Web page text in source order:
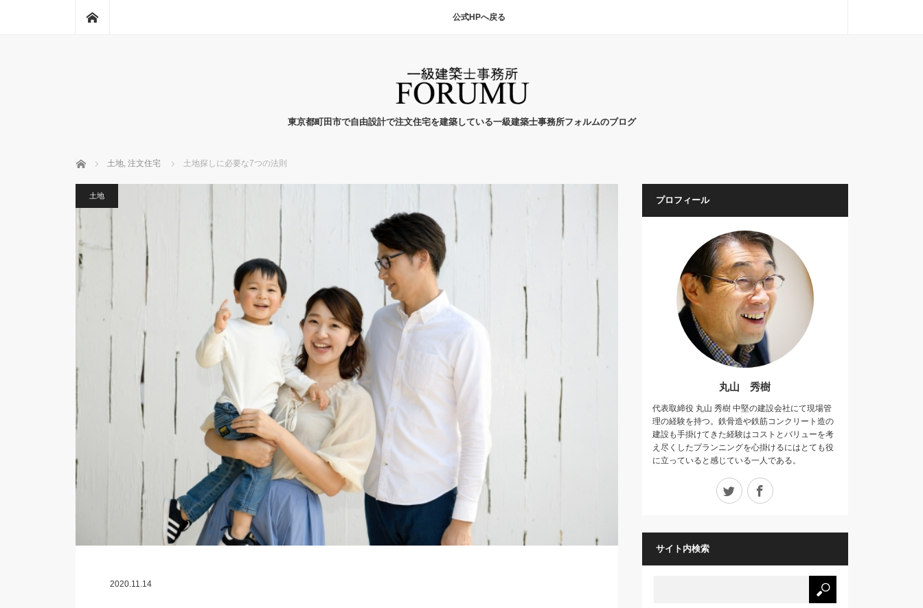
公式HPへ戻る
東京都町田市で自由設計で注文住宅を建築している一級建築士事務所フォルムのブログ
ホーム 土地, 注文住宅 土地探しに必要な7つの法則
土地
2020.11.14
プロフィール
丸山 秀樹
代表取締役 丸山 秀樹 中堅の建設会社にて現場管
理の経験を持つ。鉄骨造や鉄筋コンクリート造の
建設も手掛けてきた経験はコストとバリューを考
え尽くしたプランニングを心掛けるにはとても役
に立っていると感じている一人である。
Twitter
サイト内検索